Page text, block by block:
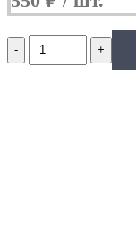
Количество
Чип